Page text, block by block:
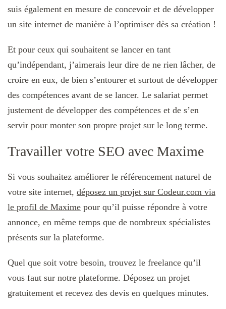
suis également en mesure de concevoir et de développer
un site internet de manière à l’optimiser dès sa création !
Et pour ceux qui souhaitent se lancer en tant
qu’indépendant, j’aimerais leur dire de ne rien lâcher, de
croire en eux, de bien s’entourer et surtout de développer
des compétences avant de se lancer. Le salariat permet
justement de développer des compétences et de s’en
servir pour monter son propre projet sur le long terme.
Travailler votre SEO avec Maxime
Si vous souhaitez améliorer le référencement naturel de
votre site internet, déposez un projet sur Codeur.com via
le profil de Maxime pour qu’il puisse répondre à votre
annonce, en même temps que de nombreux spécialistes
présents sur la plateforme.
Quel que soit votre besoin, trouvez le freelance qu’il
vous faut sur notre plateforme. Déposez un projet
gratuitement et recevez des devis en quelques minutes.